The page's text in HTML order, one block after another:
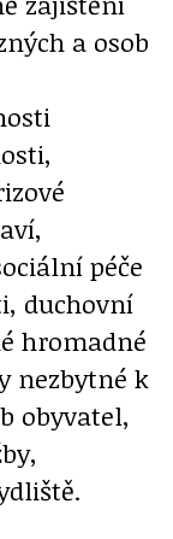
a osob
péče
duchovní
hromadné
nezbytné k
obyvatel,